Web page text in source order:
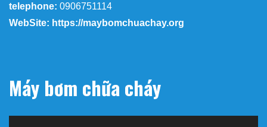
telephone: 0906751114
WebSite: https://maybomchuachay.org
Máy bơm chữa cháy